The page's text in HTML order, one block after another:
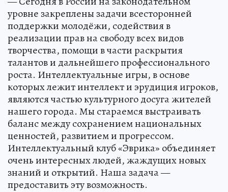
уровне закреплены задачи всесторонней
поддержки молодёжи, содействия в
реализации прав на свободу всех видов
творчества, помощи в части раскрытия
талантов и дальнейшего профессионального
роста. Интеллектуальные игры, в основе
которых лежит интеллект и эрудиция игроков,
являются частью культурного досуга жителей
нашего города. Мы стараемся выстраивать
баланс между сохранением национальных
ценностей, развитием и прогрессом.
Интеллектуальный клуб «Эврика» объединяет
очень интересных людей, жаждущих новых
знаний и открытий. Наша задача —
предоставить эту возможность.